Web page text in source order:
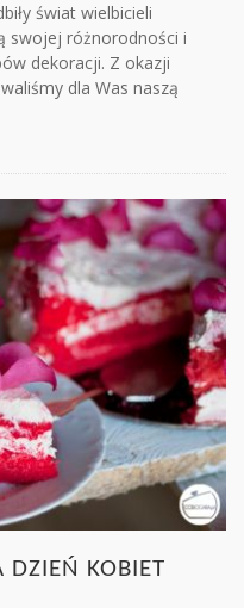
świat wielbicieli
swojej różnorodności i
dekoracji. Z okazji
dla Was naszą
DZIEŃ KOBIET